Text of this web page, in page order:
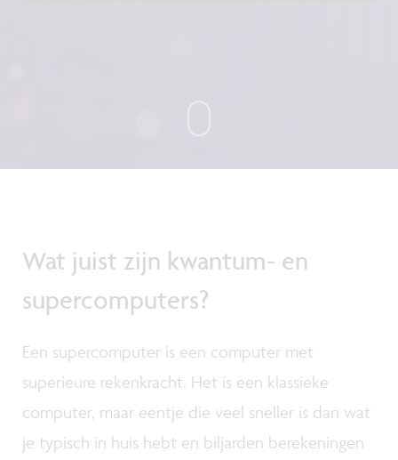
Wat juist zijn kwantum- en
supercomputers?
Een supercomputer is een computer met
superieure rekenkracht. Het is een klassieke
computer, maar eentje die veel sneller is dan wat
je typisch in huis hebt en biljarden berekeningen